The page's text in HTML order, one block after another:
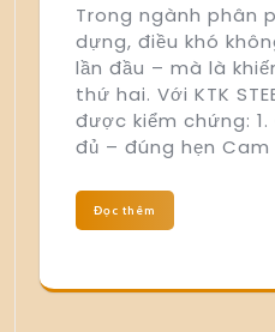
Trong ngành phân
dựng, điều khó
lần đầu – mà là
thứ hai. Với KTK
được kiểm chứng:
đủ – đúng hẹn
Đọc thêm